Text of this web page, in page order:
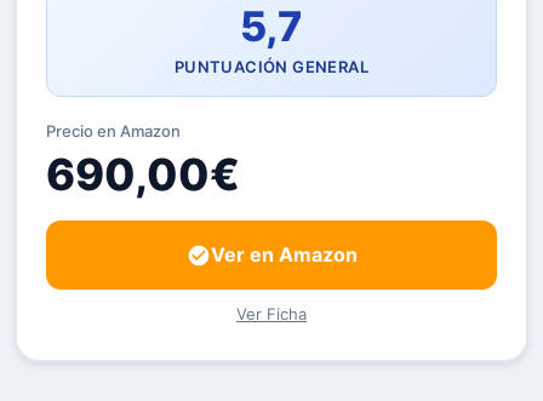
5,7
PUNTUACIÓN GENERAL
Precio en Amazon
690,00€
Ver en Amazon
Ver Ficha